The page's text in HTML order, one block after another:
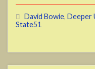
David Bowie, Deeper
State51